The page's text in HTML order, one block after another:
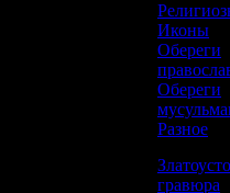
Иконы
Обереги
Обереги
Разное
гравюра